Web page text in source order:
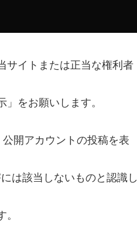
サイトまたは正当な権利者
をお願いします。
開アカウントの投稿を表
は該当しないものと認識し